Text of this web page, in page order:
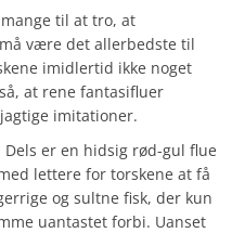
til at tro, at
være det allerbedste til
imidlertid ikke noget
at rene fantasifluer
imitationer.
er en hidsig rød-gul flue
lettere for torskene at få
og sultne fisk, der kun
uantastet forbi. Uanset